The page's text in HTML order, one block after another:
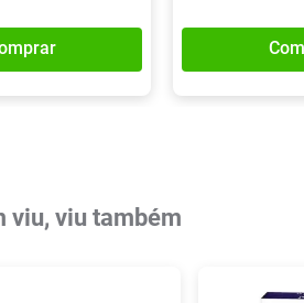
viu, viu também